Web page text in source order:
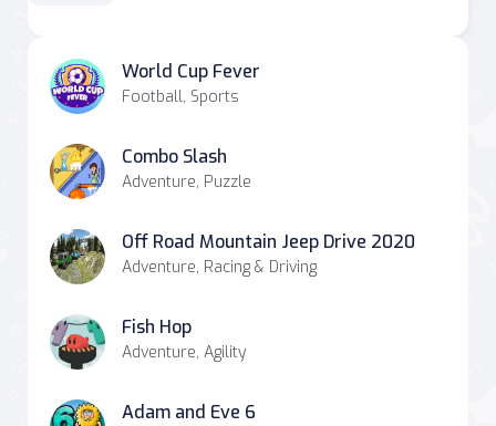
World Cup Fever
Football, Sports
Combo Slash
Adventure, Puzzle
Off Road Mountain Jeep Drive 2020
Adventure, Racing & Driving
Fish Hop
Adventure, Agility
Adam and Eve 6